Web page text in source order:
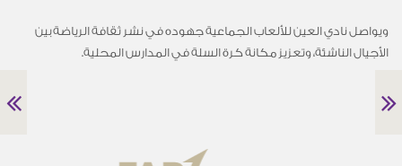
ويواصل نادي العين للألعاب الجماعية جهوده في نشر ثقافة الرياضة بين
الأجيال الناشئة، وتعزيز مكانة كرة السلة في المدارس المحلية.